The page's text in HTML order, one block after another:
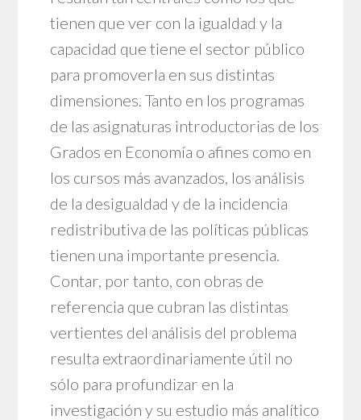
tienen que ver con la igualdad y la
capacidad que tiene el sector público
para promoverla en sus distintas
dimensiones. Tanto en los programas
de las asignaturas introductorias de los
Grados en Economía o afines como en
los cursos más avanzados, los análisis
de la desigualdad y de la incidencia
redistributiva de las políticas públicas
tienen una importante presencia.
Contar, por tanto, con obras de
referencia que cubran las distintas
vertientes del análisis del problema
resulta extraordinariamente útil no
sólo para profundizar en la
investigación y su estudio más analítico